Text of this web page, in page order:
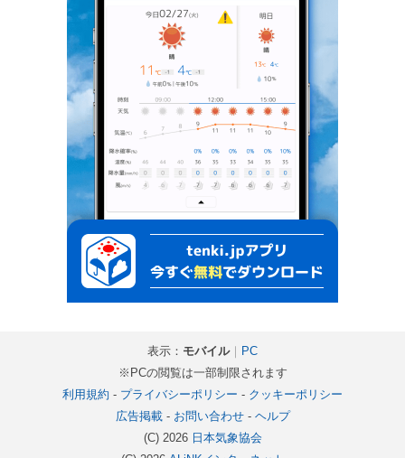
表示： モバイル｜ PC
※PCの閲覧は一部制限されます
利用規約 - プライバシーポリシー - クッキーポリシー
広告掲載- お問い合わせ- ヘルプ
(C) 2026 日本気象協会